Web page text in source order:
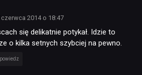
czerwca 2014 o 18:47
się delikatnie potykał. Idzie to
o kilka setnych szybciej na pewno.